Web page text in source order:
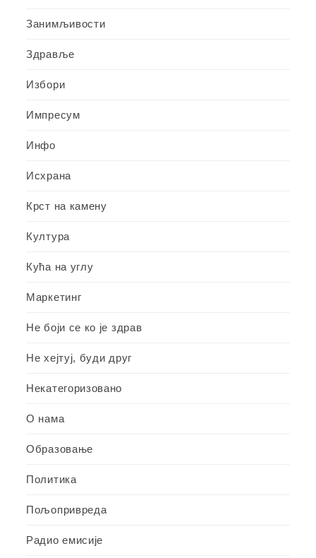
Занимљивости
Здравље
Избори
Импресум
Инфо
Исхрана
Крст на камену
Култура
Кућа на углу
Маркетинг
Не боји се ко је здрав
Не хејтуј, буди друг
Некатегоризовано
О нама
Образовање
Политика
Пољопривреда
Радио емисије